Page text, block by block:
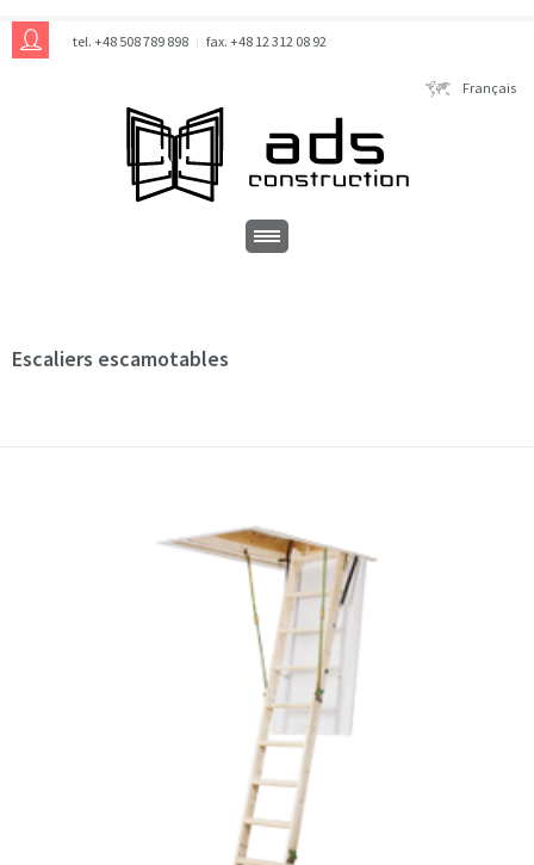
tel. +48 508 789 898 fax. +48 12 312 08 92
Français
Escaliers escamotables